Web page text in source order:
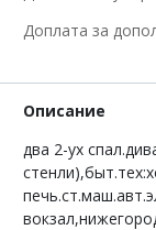
Доплата за
Описание
два 2-ух